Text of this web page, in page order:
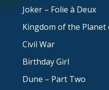
Joker – Folie à Deux
Kingdom of the Planet
Civil War
Birthday Girl
Dune – Part Two